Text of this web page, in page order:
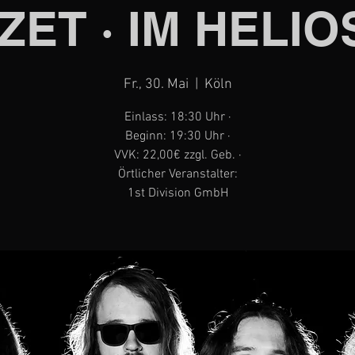
· IM
Fr., 30. Mai Köln
Einlass: 18:30 Uhr ·
Beginn: 19:30 Uhr ·
VVK: 22,00€ zzgl. Geb. ·
Örtlicher Veranstalter:
1st Division GmbH